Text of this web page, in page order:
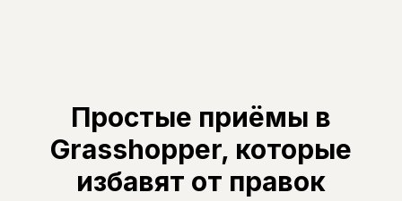
Простые приёмы в
Grasshopper, которые
избавят от правок